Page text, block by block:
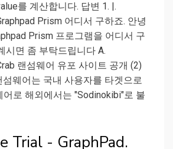
를 계산합니다. 답변 1. |.
Prism 어디서 구하죠. 안녕
Prism 프로그램을 어디서 구
시면 좀 부탁드립니다 A.
랜섬웨어 유포 사이트 공개 (2)
섬웨어는 국내 사용자를 타겟으로
어로 해외에서는 "Sodinokibi"로 불
Trial - GraphPad.